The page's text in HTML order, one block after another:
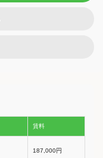
賃料
187,000円